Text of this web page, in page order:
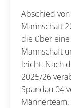
Abschied
Mannschaft
die über
Mannschaft
leicht. Nach
2025/26
Spandau 04